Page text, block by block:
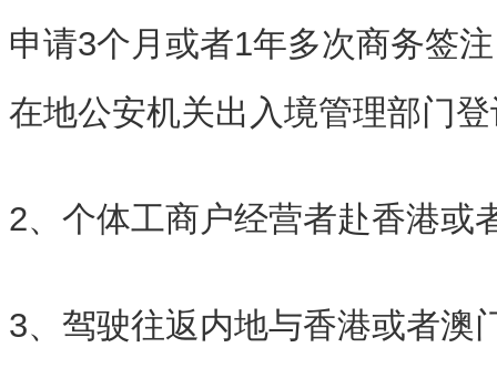
申请3个月或者1年多次商务签
在地公安机关出入境管理部门
2、个体工商户经营者赴香港或
3、驾驶往返内地与香港或者澳